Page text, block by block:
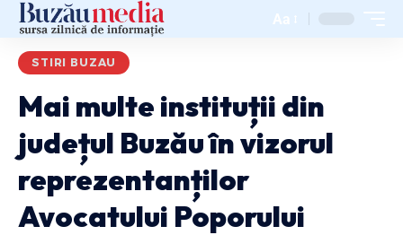
Aa
STIRI BUZAU
Mai multe instituții din
județul Buzău în vizorul
reprezentanților
Avocatului Poporului